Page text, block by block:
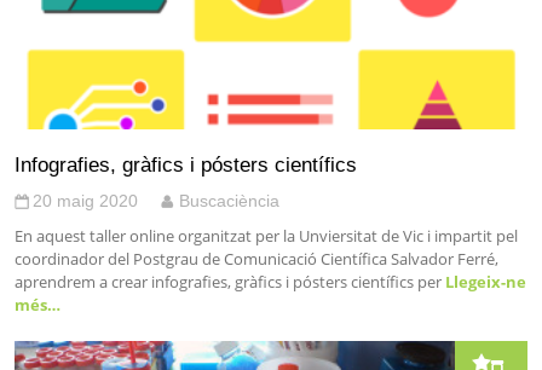
Infografies, gràfics i pósters científics
20 maig 2020 Buscaciència
En aquest taller online organitzat per la Unviersitat de Vic i impartit pel
coordinador del Postgrau de Comunicació Científica Salvador Ferré,
aprendrem a crear infografies, gràfics i pósters científics per Llegeix-ne
més…